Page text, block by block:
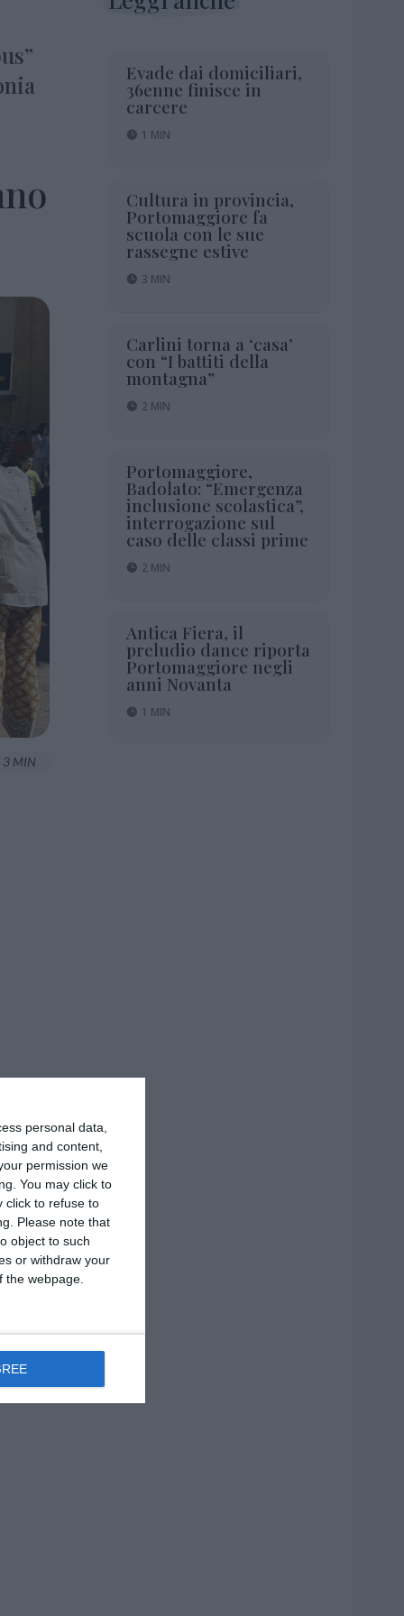
personal data,
and content,
permission we
You may click to
click to refuse to
Please note that
object to such
or withdraw your
webpage.
3 MIN
Evade dai domiciliari,
36enne finisce in
carcere
1 MIN
Cultura in provincia,
Portomaggiore fa
scuola con le sue
rassegne estive
3 MIN
Carlini torna a ‘casa’
con “I battiti della
montagna”
2 MIN
Portomaggiore,
Badolato: “Emergenza
inclusione scolastica”,
interrogazione sul
caso delle classi prime
2 MIN
Antica Fiera, il
preludio dance riporta
Portomaggiore negli
anni Novanta
1 MIN